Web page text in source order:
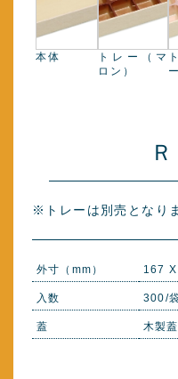
本体
トレー（マ
ロン）
※トレーは別売となり
外寸（mm） 167
入数 300/
蓋 木製蓋